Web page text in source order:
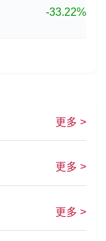
-33.22%
更多 >
更多 >
更多 >